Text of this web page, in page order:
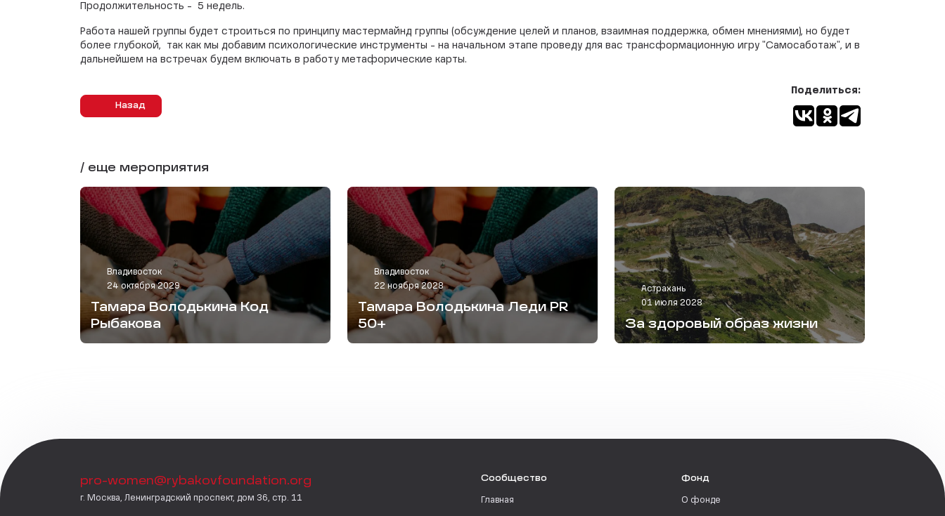
Продолжительность - 5 недель.
Работа нашей группы будет строиться по принципу мастермайнд группы (обсуждение целей и планов, взаимная поддержка, обмен мнениями), но будет
более глубокой, так как мы добавим психологические инструменты - на начальном этапе проведу для вас трансформационную игру "Самосаботаж", и в
дальнейшем на встречах будем включать в работу метафорические карты.
Назад
Поделиться:
/ еще мероприятия
Владивосток
24 октября 2029
Тамара Володькина Код
Рыбакова
Владивосток
22 ноября 2028
Тамара Володькина Леди PR
50+
Астрахань
01 июля 2028
За здоровый образ жизни
pro-women@rybakovfoundation.org
г. Москва, Ленинградский проспект, дом 36, стр. 11
Сообщество
Главная
Фонд
О фонде